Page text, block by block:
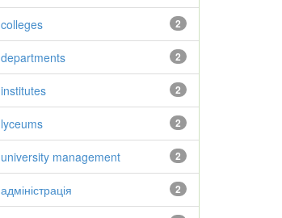
2
colleges
2
departments
2
institutes
2
lyceums
2
university management
2
адміністрація